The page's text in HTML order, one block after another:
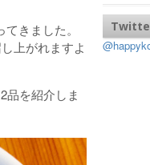
きました。
上がれますよ
品を紹介しま